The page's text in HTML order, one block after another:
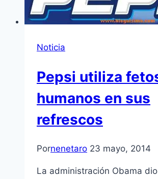
Noticia
Pepsi utiliza
humanos en sus
refrescos
Pornenetaro 23 mayo, 2014
La administración Obama